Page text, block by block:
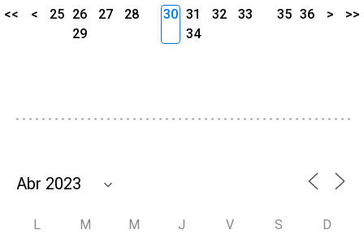
<< < 25 26 27
28
29
30 31 32
33
34
35 36 > >>
L M M J V S D